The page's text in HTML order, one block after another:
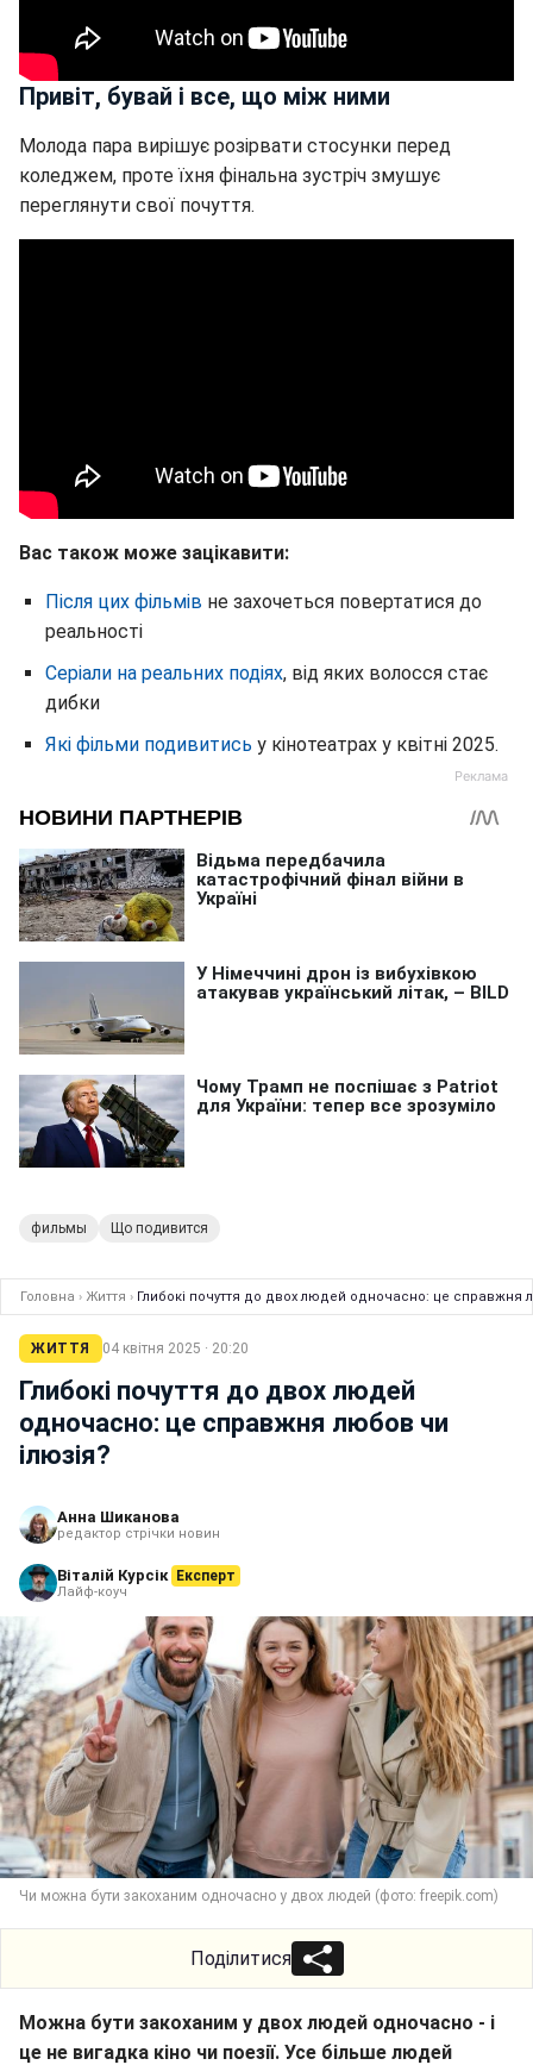
Привіт, бувай і все, що між ними
Молода пара вирішує розірвати стосунки перед
коледжем, проте їхня фінальна зустріч змушує
переглянути свої почуття.
Вас також може зацікавити:
Після цих фільмів не захочеться повертатися до
реальності
Серіали на реальних подіях, від яких волосся стає
дибки
Які фільми подивитись у кінотеатрах у квітні 2025.
фильмы Що подивится
Головна › Життя › Глибокі почуття до двох людей одночасно: це справжня
ЖИТТЯ 04 квітня 2025 · 20:20
Глибокі почуття до двох людей
одночасно: це справжня любов чи
ілюзія?
Анна Шиканова
редактор стрічки новин
Віталій Курсік Експерт
Лайф-коуч
Чи можна бути закоханим одночасно у двох людей (фото: freepik.com)
Поділитися
Можна бути закоханим у двох людей одночасно - і
це не вигадка кіно чи поезії. Усе більше людей